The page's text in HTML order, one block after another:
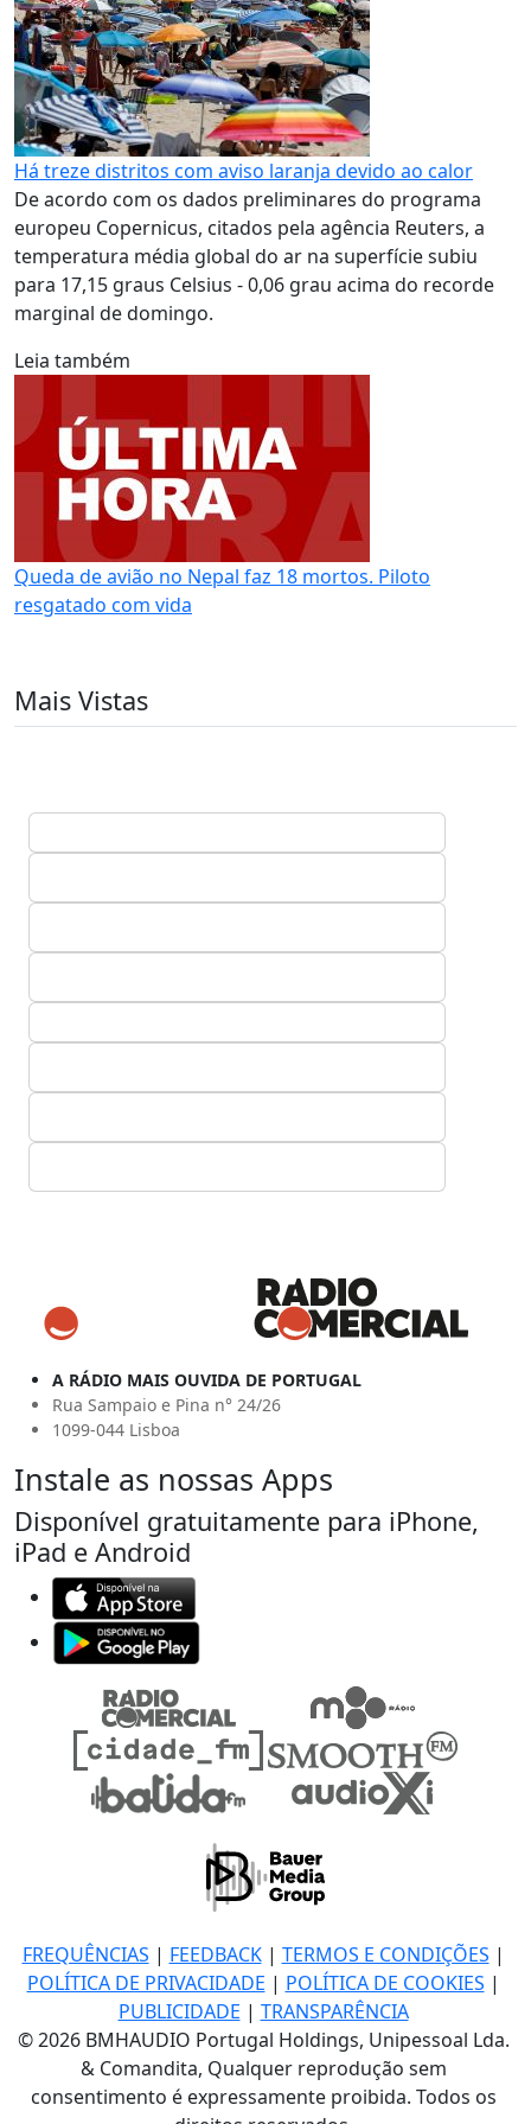
Há treze distritos com aviso laranja devido ao calor
De acordo com os dados preliminares do programa
europeu Copernicus, citados pela agência Reuters, a
temperatura média global do ar na superfície subiu
para 17,15 graus Celsius - 0,06 grau acima do recorde
marginal de domingo.
Leia também
Queda de avião no Nepal faz 18 mortos. Piloto
resgatado com vida
Mais Vistas
A RÁDIO MAIS OUVIDA DE PORTUGAL
Rua Sampaio e Pina n° 24/26
1099-044 Lisboa
Instale as nossas Apps
Disponível gratuitamente para iPhone,
iPad e Android
FREQUÊNCIAS | FEEDBACK| TERMOS E CONDIÇÕES |
POLÍTICA DE PRIVACIDADE | POLÍTICA DE COOKIES |
PUBLICIDADE | TRANSPARÊNCIA
© 2026 BMHAUDIO Portugal Holdings, Unipessoal Lda.
& Comandita, Qualquer reprodução sem
consentimento é expressamente proibida. Todos os